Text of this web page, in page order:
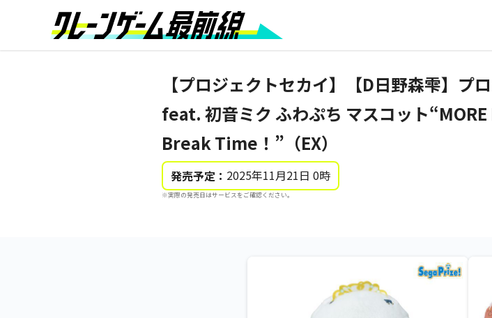
【プロジェクトセカイ】【D日野森雫】プ
feat. 初音ミク ふわぷち マスコット
Break Time！”（EX）
発売予定： 2025年11月21日 0時
※実際の発売日はサービスをご確認ください。